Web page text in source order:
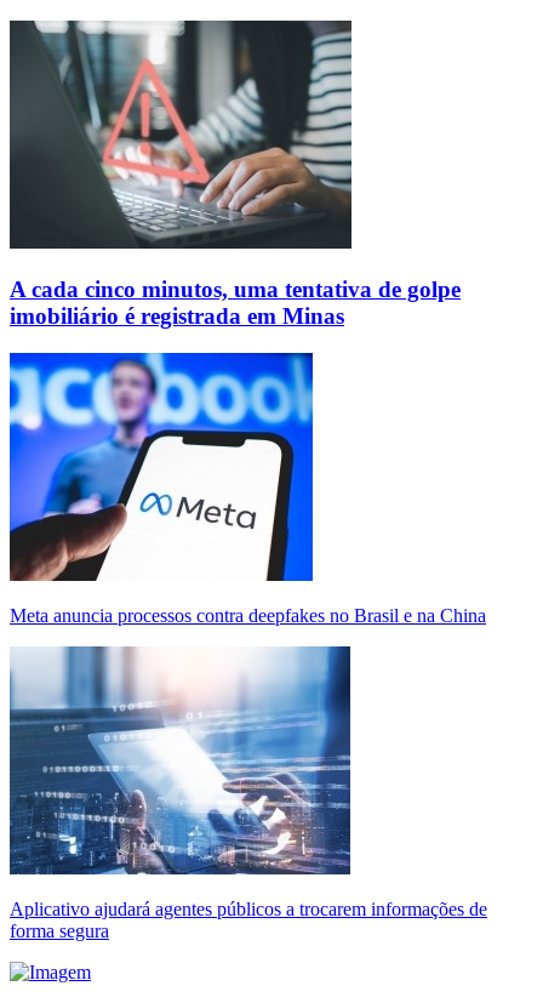
A cada cinco minutos, uma tentativa de golpe
imobiliário é registrada em Minas
Meta anuncia processos contra deepfakes no Brasil e na China
Aplicativo ajudará agentes públicos a trocarem informações de
forma segura